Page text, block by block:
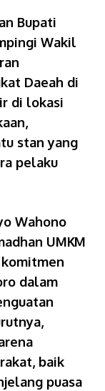
Bupati
Wakil
Daeah di
di lokasi
stan yang
pelaku
Wahono
UMKM
komitmen
dalam
baik
puasa